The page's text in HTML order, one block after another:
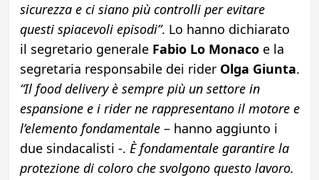
sicurezza e ci siano più controlli per evitare
questi spiacevoli episodi”. Lo hanno dichiarato
il segretario generaleFabio Lo Monacoe la
segretaria responsabile dei rider Olga Giunta.
“Il food delivery è sempre più un settore in
espansione e i rider ne rappresentano il motore e
l’elemento fondamentale– hanno aggiunto i
due sindacalisti -. È fondamentale garantire la
protezione di coloro che svolgono questo lavoro.